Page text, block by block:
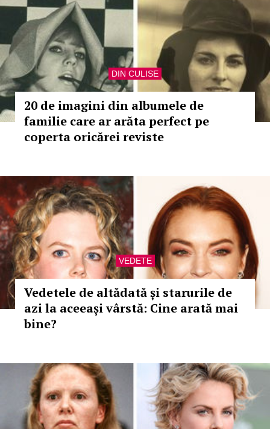
DIN CULISE
20 de imagini din albumele de
familie care ar arăta perfect pe
coperta oricărei reviste
VEDETE
Vedetele de altădată și starurile de
azi la aceeași vârstă: Cine arată mai
bine?